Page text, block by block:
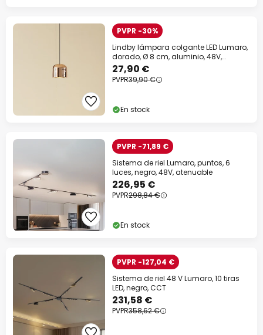
PVPR -30%
Lindby lámpara colgante LED Lumaro,
dorado, Ø 8 cm, aluminio, 48V,
atenuable
27,90 €
PVPR39,90 €
En stock
PVPR -71,89 €
Sistema de riel Lumaro, puntos, 6
luces, negro, 48V, atenuable
226,95 €
PVPR298,84 €
En stock
PVPR -127,04 €
Sistema de riel 48 V Lumaro, 10 tiras
LED, negro, CCT
231,58 €
PVPR358,62 €